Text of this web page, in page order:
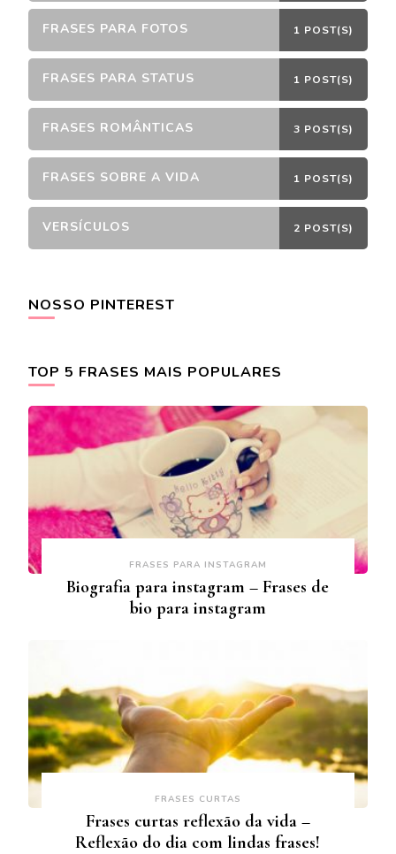
FRASES PARA FOTOS 1 POST(S)
FRASES PARA STATUS 1 POST(S)
FRASES ROMÂNTICAS 3 POST(S)
FRASES SOBRE A VIDA 1 POST(S)
VERSÍCULOS 2 POST(S)
NOSSO PINTEREST
TOP 5 FRASES MAIS POPULARES
FRASES PARA INSTAGRAM
Biografia para instagram – Frases de
bio para instagram
FRASES CURTAS
Frases curtas reflexão da vida –
Reflexão do dia com lindas frases!